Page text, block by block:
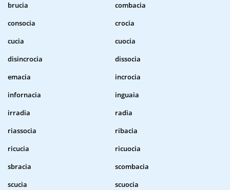
brucia
combacia
consocia
crocia
cucia
cuocia
disincrocia
dissocia
emacia
incrocia
infornacia
inguaia
irradia
radia
riassocia
ribacia
ricucia
ricuocia
sbracia
scombacia
scucia
scuocia